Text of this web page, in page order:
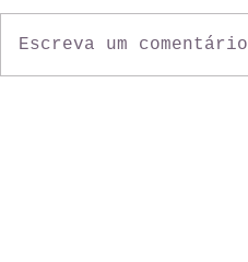
Escreva um comentário